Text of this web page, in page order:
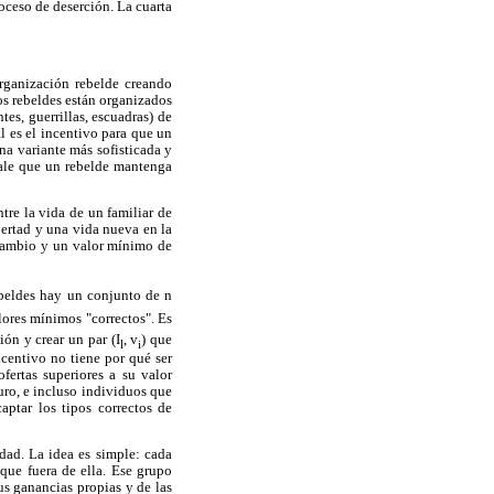
de deserción. La cuarta
rebelde creando
rebeldes están organizados
guerrillas, escuadras) de
es el incentivo para que un
variante más sofisticada y
que un rebelde mantenga
la vida de un familiar de
y una vida nueva en la
y un valor mínimo de
hay un conjunto de n
mínimos "correctos". Es
y crear un par (Il, vi) que
no tiene por qué ser
superiores a su valor
e incluso individuos que
los tipos correctos de
La idea es simple: cada
fuera de ella. Ese grupo
ganancias propias y de las